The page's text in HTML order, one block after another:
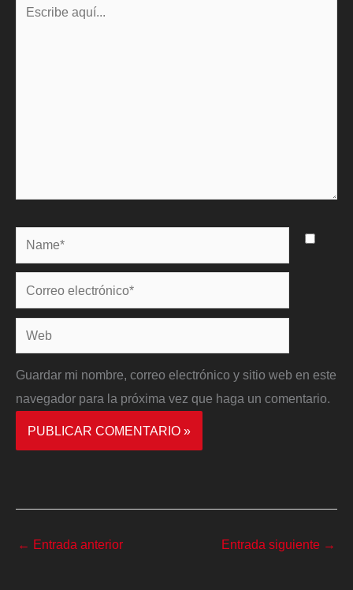
Name*
Correo
electrónico*
Web
Guardar mi nombre, correo electrónico y sitio web en este
navegador para la próxima vez que haga un comentario.
← Entrada anterior Entrada siguiente →